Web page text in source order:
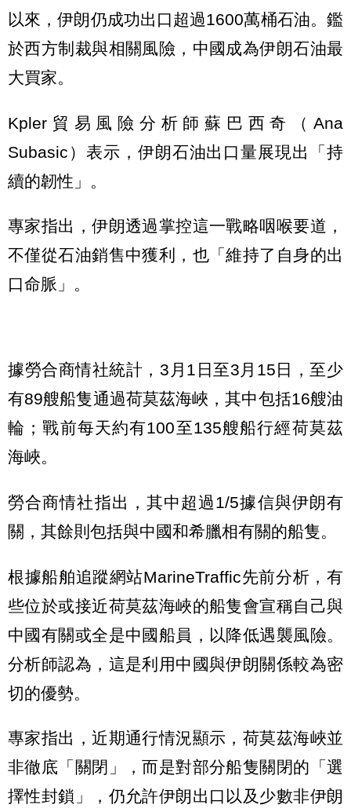
以來，伊朗仍成功出口超過1600萬桶石油。鑑
於西方制裁與相關風險，中國成為伊朗石油最
大買家。
Kpler貿易風險分析師蘇巴西奇（Ana
Subasic）表示，伊朗石油出口量展現出「持
續的韌性」。
專家指出，伊朗透過掌控這一戰略咽喉要道，
不僅從石油銷售中獲利，也「維持了自身的出
口命脈」。
據勞合商情社統計，3月1日至3月15日，至少
有89艘船隻通過荷莫茲海峽，其中包括16艘油
輪；戰前每天約有100至135艘船行經荷莫茲
海峽。
勞合商情社指出，其中超過1/5據信與伊朗有
關，其餘則包括與中國和希臘相有關的船隻。
根據船舶追蹤網站MarineTraffic先前分析，有
些位於或接近荷莫茲海峽的船隻會宣稱自己與
中國有關或全是中國船員，以降低遇襲風險。
分析師認為，這是利用中國與伊朗關係較為密
切的優勢。
專家指出，近期通行情況顯示，荷莫茲海峽並
非徹底「關閉」，而是對部分船隻關閉的「選
擇性封鎖」，仍允許伊朗出口以及少數非伊朗